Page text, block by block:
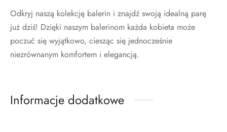
Odkryj naszą kolekcję balerin i znajdź swoją idealną parę
już dziś! Dzięki naszym balerinom każda kobieta może
poczuć się wyjątkowo, ciesząc się jednocześnie
niezrównanym komfortem i elegancją.
Informacje dodatkowe